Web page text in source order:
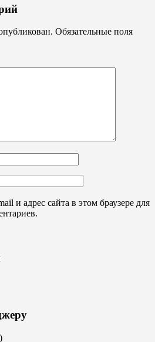
Обязательные поля
и адрес сайта в этом браузере для